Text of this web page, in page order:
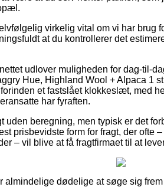
virkelig vital om vi har brug
at du kontrollerer det
udlover muligheden for dag-til-
Hue, Highland Wool + Alpaca 1
et fastslået klokkeslæt, med
har fyraften.
uden beregning, men typisk er det
prisbevidste form for fragt, der
– vil blive at få fragtfirmaet til at
almindelige dødelige at søge sig